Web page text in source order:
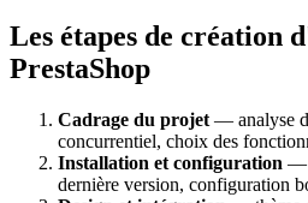
Les étapes de création
PrestaShop
Cadrage du projet — analyse
concurrentiel, choix des
Installation et configuration —
dernière version, configuration